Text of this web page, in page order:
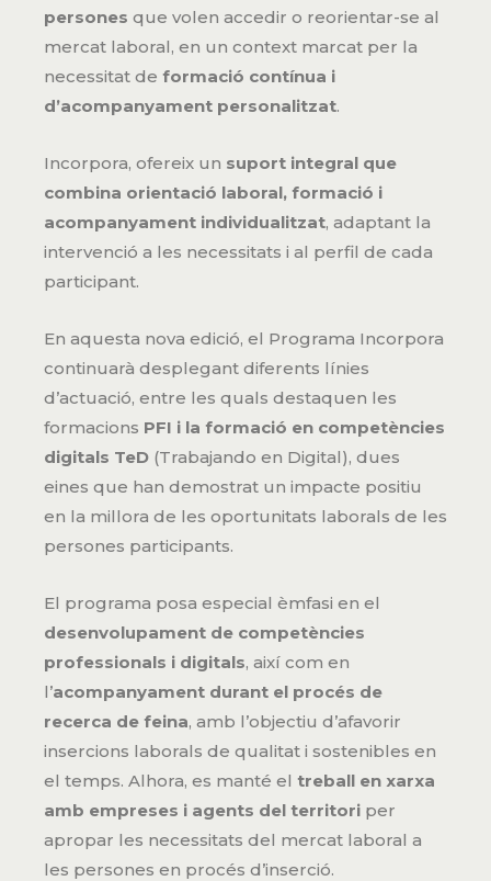
persones que volen accedir o reorientar-se al
mercat laboral, en un context marcat per la
necessitat de formació contínua i
d’acompanyament personalitzat.
Incorpora, ofereix un suport integral que
combina orientació laboral, formació i
acompanyament individualitzat, adaptant la
intervenció a les necessitats i al perfil de cada
participant.
En aquesta nova edició, el Programa Incorpora
continuarà desplegant diferents línies
d’actuació, entre les quals destaquen les
formacions PFI i la formació en competències
digitals TeD (Trabajando en Digital), dues
eines que han demostrat un impacte positiu
en la millora de les oportunitats laborals de les
persones participants.
El programa posa especial èmfasi en el
desenvolupament de competències
professionals i digitals, així com en
l’acompanyament durant el procés de
recerca de feina, amb l’objectiu d’afavorir
insercions laborals de qualitat i sostenibles en
el temps. Alhora, es manté el treball en xarxa
amb empreses i agents del territori per
apropar les necessitats del mercat laboral a
les persones en procés d’inserció.